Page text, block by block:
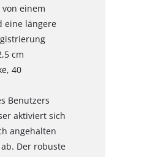
einem
eine längere
cm
40
Benutzers
aktiviert sich
angehalten
Der robuste